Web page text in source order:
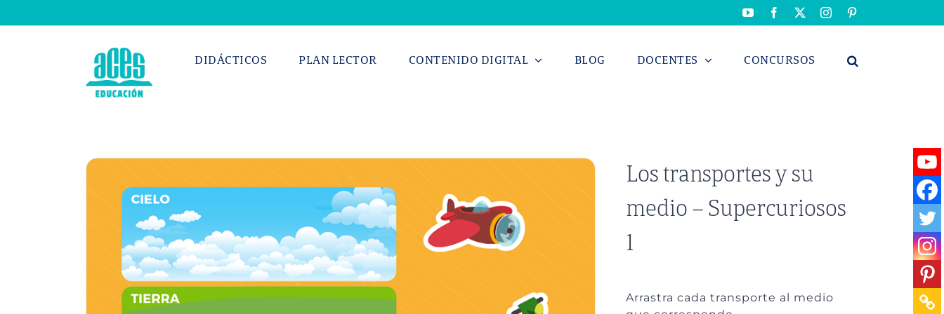
al
YouTubeFacebook Instagram
DIDÁCTICOS PLAN LECTOR CONTENIDO DIGITAL BLOG DOCENTES CONCURSOS
Los transportes y su
medio – Supercuriosos
1
Arrastra cada transporte al medio